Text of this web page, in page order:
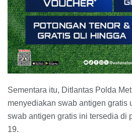
Sementara itu, Ditlantas Polda
menyediakan swab antigen gratis
swab antigen gratis ini tersedia di
19.